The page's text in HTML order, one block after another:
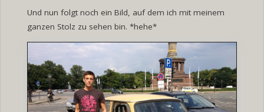
Und nun folgt noch ein Bild, auf dem ich mit meinem
ganzen Stolz zu sehen bin. *hehe*